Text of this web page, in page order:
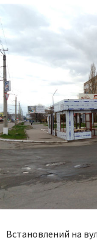
Встановлений на